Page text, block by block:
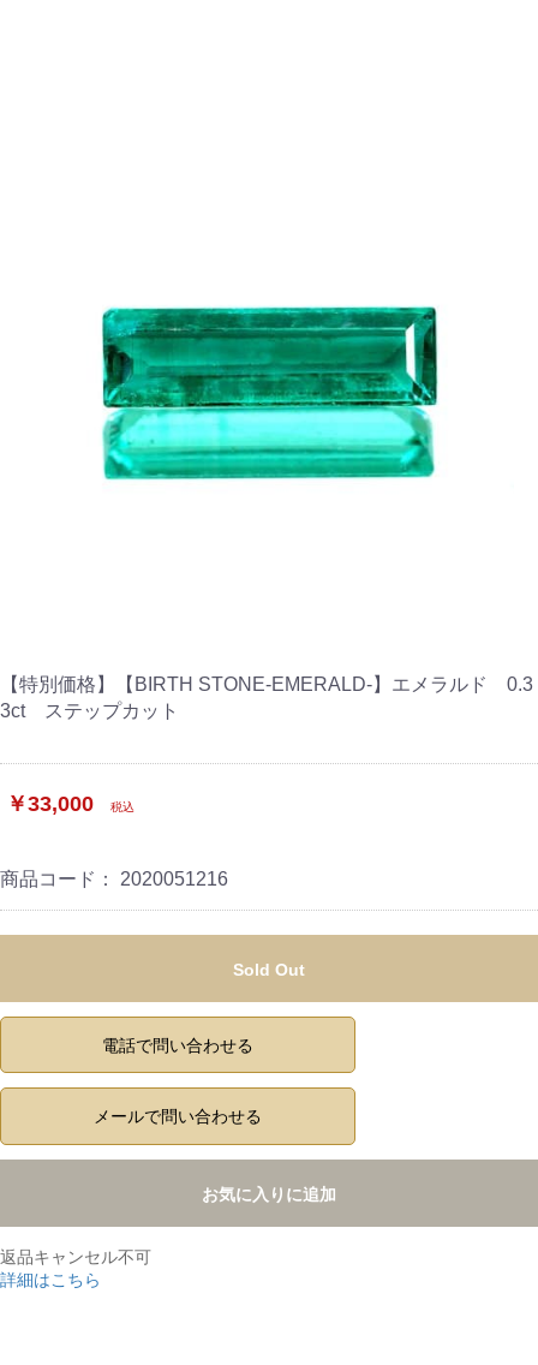
【特別価格】【BIRTH STONE-EMERALD-】エメラルド 0.3
3ct ステップカット
￥33,000 税込
商品コード： 2020051216
Sold Out
電話で問い合わせる
メールで問い合わせる
お気に入りに追加
返品キャンセル不可
詳細はこちら